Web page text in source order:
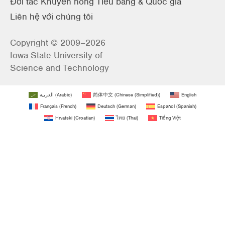
Liên hệ với chúng tôi
Copyright © 2009–2026
Iowa State University of
Science and Technology
العربية (Arabic) 简体中文 (Chinese (Simplified))
English
Français(French) Deutsch(German) Español(Spanish)
Hrvatski (Croatian) ไทย (Thai) Tiếng Việt